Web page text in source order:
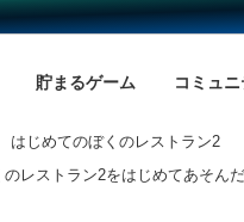
貯まるゲーム コミュニ
はじめてのぼくのレストラン2
のレストラン2をはじめてあそん